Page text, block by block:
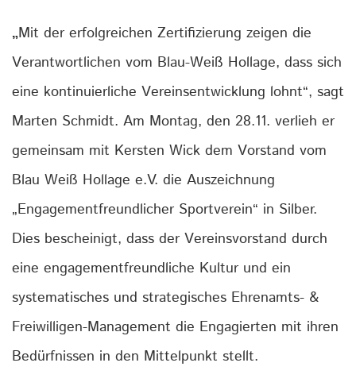
„Mit der erfolgreichen Zertifizierung zeigen die
Verantwortlichen vom Blau-Weiß Hollage, dass sich
eine kontinuierliche Vereinsentwicklung lohnt“, sagt
Marten Schmidt. Am Montag, den 28.11. verlieh er
gemeinsam mit Kersten Wick dem Vorstand vom
Blau Weiß Hollage e.V. die Auszeichnung
„Engagementfreundlicher Sportverein“ in Silber.
Dies bescheinigt, dass der Vereinsvorstand durch
eine engagementfreundliche Kultur und ein
systematisches und strategisches Ehrenamts- &
Freiwilligen-Management die Engagierten mit ihren
Bedürfnissen in den Mittelpunkt stellt.